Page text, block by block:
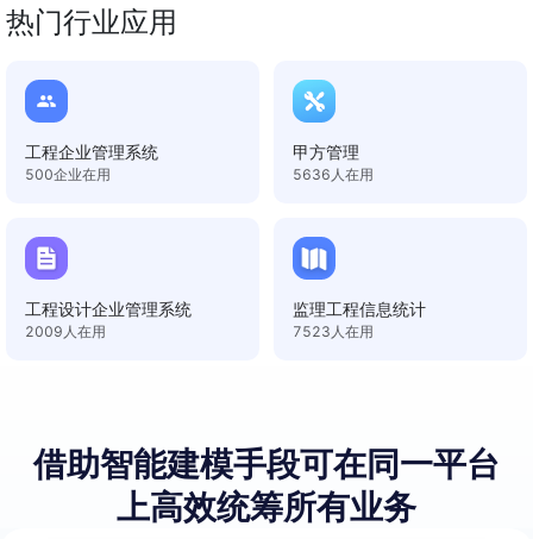
热门行业应用
工程企业管理系统
500企业在用
甲方管理
5636 人在用
工程设计企业管理系统
2009 人在用
监理工程信息统计
7523 人在用
借助智能建模手段可在同一平台
上高效统筹所有业务